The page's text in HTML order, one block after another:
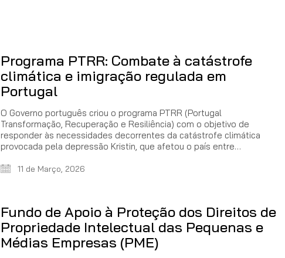
Programa PTRR: Combate à catástrofe
climática e imigração regulada em
Portugal
O Governo português criou o programa PTRR (Portugal
Transformação, Recuperação e Resiliência) com o objetivo de
responder às necessidades decorrentes da catástrofe climática
provocada pela depressão Kristin, que afetou o país entre…
11 de Março, 2026
Fundo de Apoio à Proteção dos Direitos de
Propriedade Intelectual das Pequenas e
Médias Empresas (PME)